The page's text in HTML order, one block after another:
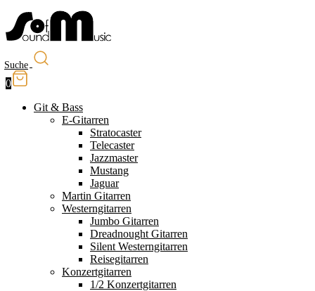
Suche
0
Git & Bass
E-Gitarren
Stratocaster
Telecaster
Jazzmaster
Mustang
Jaguar
Martin Gitarren
Westerngitarren
Jumbo Gitarren
Dreadnought Gitarren
Silent Westerngitarren
Reisegitarren
Konzertgitarren
1/2 Konzertgitarren